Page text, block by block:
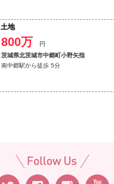
土地
800万
円
茨城県北茨城市中郷町小野矢指
南中郷駅から徒歩 5分